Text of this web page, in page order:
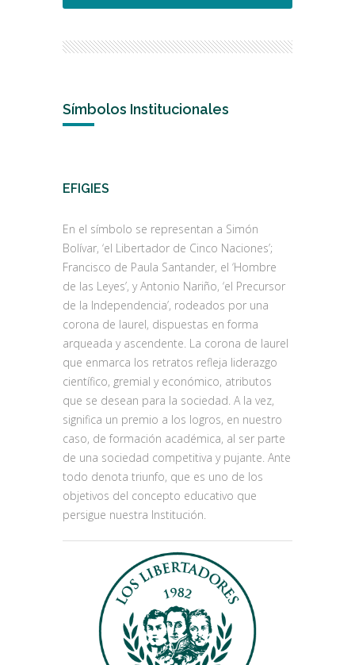
Símbolos Institucionales
EFIGIES
En el símbolo se representan a Simón
Bolívar, ‘el Libertador de Cinco Naciones’;
Francisco de Paula Santander, el ‘Hombre
de las Leyes’, y Antonio Nariño, ‘el Precursor
de la Independencia’, rodeados por una
corona de laurel, dispuestas en forma
arqueada y ascendente. La corona de laurel
que enmarca los retratos refleja liderazgo
científico, gremial y económico, atributos
que se desean para la sociedad. A la vez,
significa un premio a los logros, en nuestro
caso, de formación académica, al ser parte
de una sociedad competitiva y pujante. Ante
todo denota triunfo, que es uno de los
objetivos del concepto educativo que
persigue nuestra Institución.